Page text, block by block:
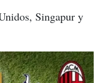
Singapur y